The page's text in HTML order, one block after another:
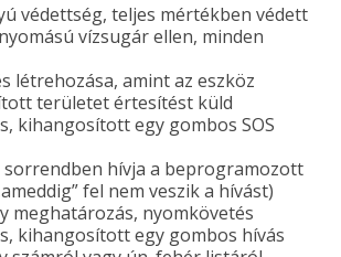
védettség, teljes mértékben védett
vízsugár ellen, minden
létrehozása, amint az eszköz
területet értesítést küld
kihangosított egy gombos SOS
hívja a beprogramozott
fel nem veszik a hívást)
meghatározás, nyomkövetés
kihangosított egy gombos hívás